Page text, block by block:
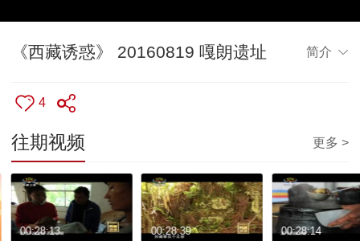
《西藏诱惑》 20160819 嘎朗遗址 简介
4
往期视频 更多 >
00:28:13 00:28:39 00:28:14